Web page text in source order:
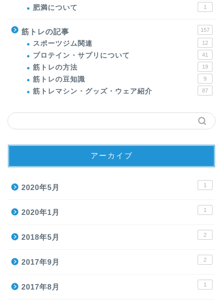
肥満について 1
筋トレの記事 157
スポーツジム関連 12
プロテイン・サプリについて 41
筋トレの方法 19
筋トレの豆知識 9
筋トレマシン・グッズ・ウェア紹介 87
アーカイブ
2020年5月 1
2020年1月 1
2018年5月 2
2017年9月 2
2017年8月 1